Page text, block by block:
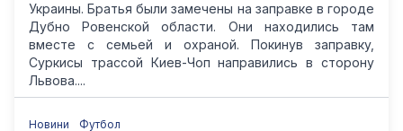
Украины. Братья были замечены на заправке в городе
Дубно Ровенской области. Они находились там
вместе с семьей и охраной. Покинув заправку,
Суркисы трассой Киев-Чоп направились в сторону
Львова....
Новини Футбол